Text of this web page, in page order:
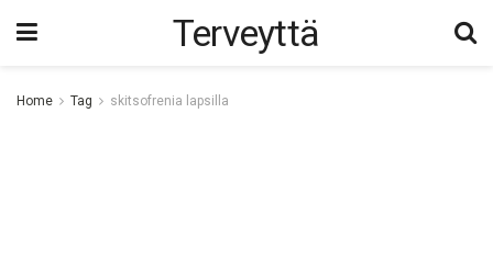
Terveyttä
Home Tag skitsofrenia lapsilla